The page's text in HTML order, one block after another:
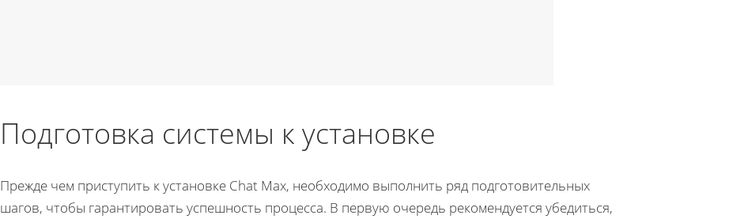
Подготовка системы к установке
Прежде чем приступить к установке Chat Max, необходимо выполнить ряд подготовительных
шагов, чтобы гарантировать успешность процесса. В первую очередь рекомендуется убедиться,